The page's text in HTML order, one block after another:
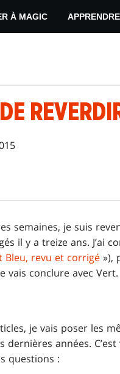
À MAGIC
semaines, je suis
il y a treize ans. J’ai
Bleu, revu et corrigé »),
vais conclure avec Vert.
je vais poser les
dernières années.
questions :